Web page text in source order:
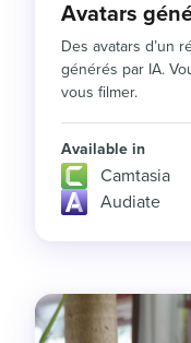
Avatars
Des avatars d’un
générés par IA.
vous filmer.
Available in
Camtasia
Audiate